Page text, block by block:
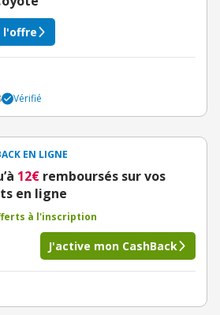
l'offre
Vérifié
EN LIGNE
12€ remboursés sur vos
en ligne
à l'inscription
J'active mon CashBack